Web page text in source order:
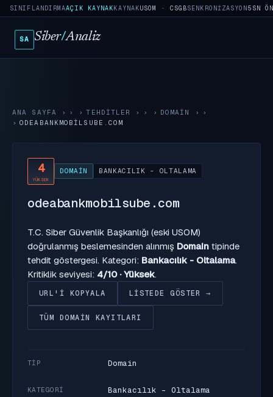
SINIFLANDIRMAAÇIK KAYNAKKAYNAKUSOM · CSGBSENKRONIZASYON5SN
SA Siber/Analiz
ANA SAYFA › TEHDITLER › DOMAIN
›
ODEABANKMOBILSUBE.COM
4
YÜKSEK
DOMAIN BANKACILIK - OLTALAMA
odeabankmobilsube.com
T.C. Siber Güvenlik Başkanlığı (eski USOM)
doğrulanmış beslemesinden alınmış Domain tipinde
tehdit göstergesi. Kategori: Bankacılık - Oltalama.
Kritiklik seviyesi: 4/10 · Yüksek.
URL'I KOPYALA LISTEDE GÖSTER →
TÜM DOMAIN KAYITLARI
TIP Domain
KATEGORI Bankacılık - Oltalama